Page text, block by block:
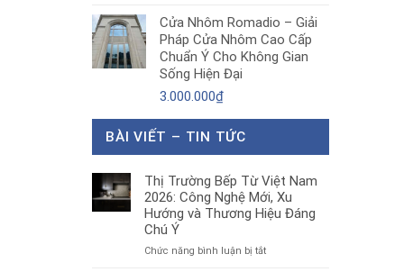
là:
12.180.000₫.
tại
là:
7.500.000₫.
Cửa Nhôm Romadio – Giải
Pháp Cửa Nhôm Cao Cấp
Chuẩn Ý Cho Không Gian
Sống Hiện Đại
3.000.000₫
BÀI VIẾT – TIN TỨC
Thị Trường Bếp Từ Việt Nam
2026: Công Nghệ Mới, Xu
Hướng và Thương Hiệu Đáng
Chú Ý
Chức năng bình luận bị tắtở